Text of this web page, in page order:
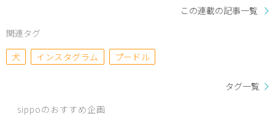
この連載の記事一覧
関連タグ
犬
インスタグラム プードル
タグ一覧
sippoのおすすめ企画